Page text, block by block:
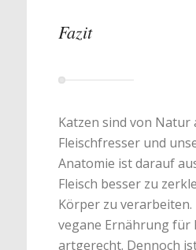
Fazit
Katzen sind von Natur
Fleischfresser und
Anatomie ist darauf
Fleisch besser zu
Körper zu verarbeiten.
vegane Ernährung für
artgerecht. Dennoch